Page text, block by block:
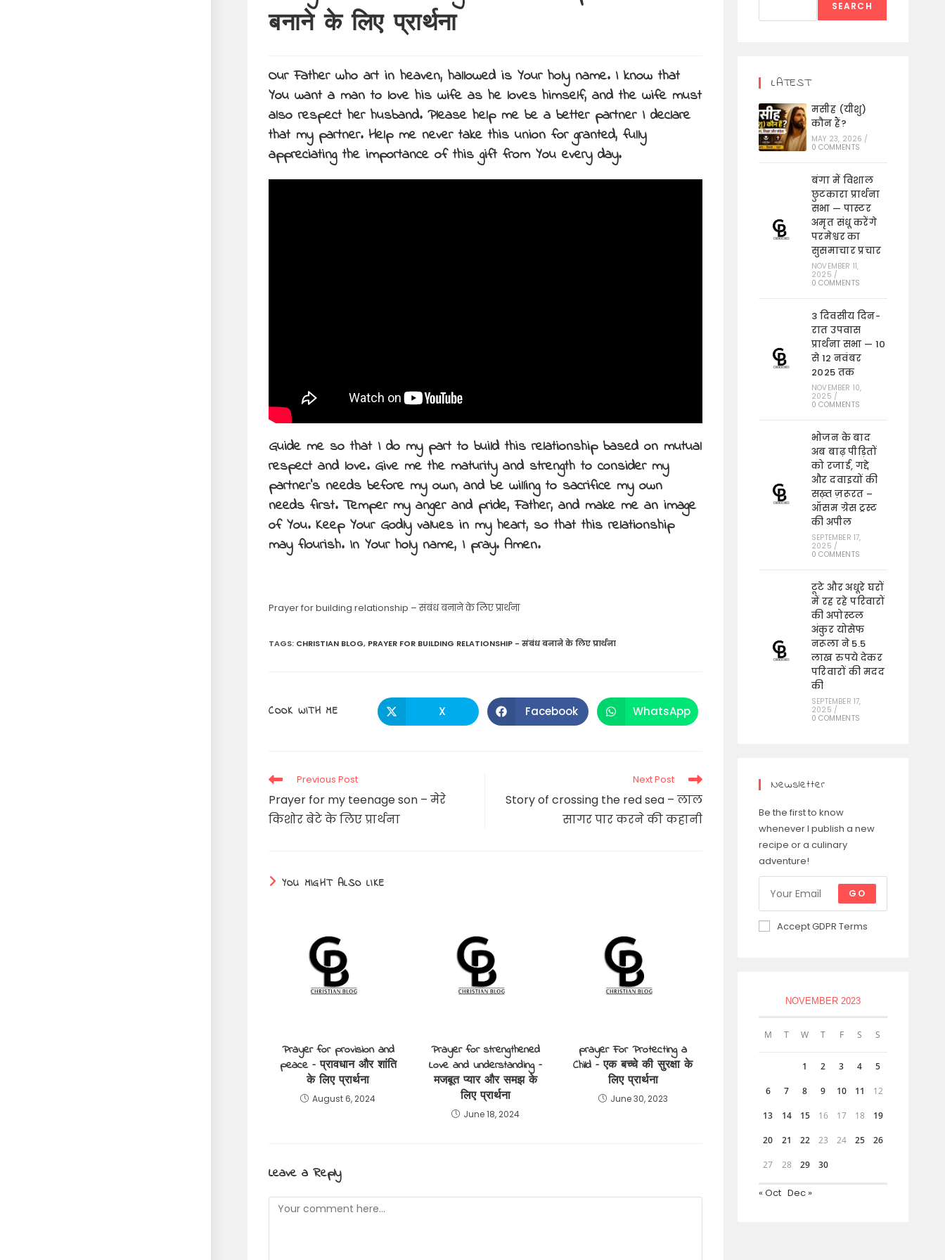
बनाने के लिए प्रार्थना
Our Father who art in heaven, hallowed is Your holy name. I know that
You want a man to love his wife as he loves himself, and the wife must
also respect her husband. Please help me be a better partner I declare
that my partner. Help me never take this union for granted, fully
appreciating the importance of this gift from You every day.
Guide me so that I do my part to build this relationship based on mutual
respect and love. Give me the maturity and strength to consider my
partner’s needs before my own, and be willing to sacrifice my own
needs first. Temper my anger and pride, Father, and make me an image
of You. Keep Your Godly values in my heart, so that this relationship
may flourish. In Your holy name, I pray. Amen.
Prayer for building relationship – संबंध बनाने के लिए प्रार्थना
TAGS: CHRISTIAN BLOG, PRAYER FOR BUILDING RELATIONSHIP - संबंध बनाने के लिए प्रार्थना
COOK WITH MESHARE
Opens
in
X Opens
in
Facebook Opens
in
WhatsApp
Read
articles
Previous Post
Prayer for my teenage son – मेरे
किशोर बेटे के लिए प्रार्थना
Next Post
Story of crossing the red sea – लाल
सागर पार करने की कहानी
YOU MIGHT ALSO LIKE
Prayer for provision and
peace – प्रावधान और शांति
के लिए प्रार्थना
August 6, 2024
Prayer for strengthened
Love and understanding –
मजबूत प्यार और समझ के
लिए प्रार्थना
June 18, 2024
prayer For Protecting a
Child – एक बच्चे की सुरक्षा के
लिए प्रार्थना
June 30, 2023
Leave a Reply
Comment
SEARCH
LATEST
मसीह (यीशु)
कौन हैं?
MAY 23, 2026 /
0 COMMENTS
बंगा में विशाल
छुटकारा प्रार्थना
सभा — पास्टर
अमृत संधू करेंगे
परमेश्वर का
सुसमाचार प्रचार
NOVEMBER 11,
2025 /
0 COMMENTS
3 दिवसीय दिन-
रात उपवास
प्रार्थना सभा — 10
से 12 नवंबर
2025 तक
NOVEMBER 10,
2025 /
0 COMMENTS
भोजन के बाद
अब बाढ़ पीड़ितों
को रजाई, गद्दे
और दवाइयों की
सख़्त ज़रूरत –
ऑसम ग्रेस ट्रस्ट
की अपील
SEPTEMBER 17,
2025 /
0 COMMENTS
टूटे और अधूरे घरों
में रह रहे परिवारों
की अपोस्टल
अंकुर योसेफ
नरूला ने 5.5
लाख रुपये देकर
परिवारों की मदद
की
SEPTEMBER 17,
2025 /
0 COMMENTS
Newsletter
Be the first to know
whenever I publish a new
recipe or a culinary
adventure!
GO
Accept GDPR Terms
NOVEMBER 2023
M T W T F S S
1 2 3 4 5
6 7 8 9 10 11 12
13 14 15 16 17 18 19
20 21 22 23 24 25 26
27 28 29 30
« Oct Dec »